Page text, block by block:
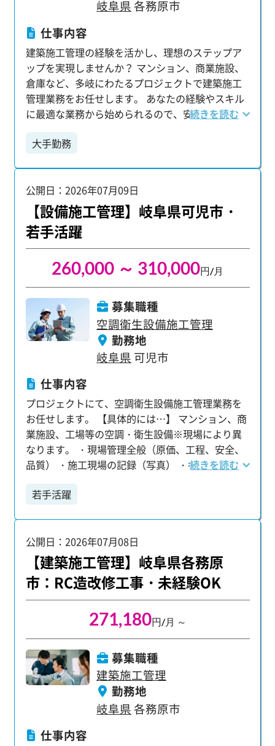
岐阜県各務原市
仕事内容
建築施工管理の経験を活かし、理想のステップア
ップを実現しませんか？ マンション、商業施設、
倉庫など、多岐にわたるプロジェクトで建築施工
管理業務をお任せします。 あなたの経験やスキル
に最適な業務から始められるので、安心して活躍
いただけます。 【主な業務内容】 ・工程・安全・
品質・原価の各種管理を含む現場全体のマネジメ
施工中の写真撮影および整理・管理 ・施工計画書
や報告書など、各種書類の作成 【配属後も安心の
サポート体制】 配属後も専任の担当者が定期的に
現場を訪問し、業務上のトラブルや課題がないか
を確認。 困りごとがあればすぐに相談できる環境
を整え、安心して業務に集中できるようフォロー
続きを読む
大手勤務
公開日：2026年07月09日
【設備施工管理】岐阜県可児市・
若手活躍
260,000 ～ 310,000円/月
募集職種
空調衛生設備施工管理
勤務地
岐阜県 可児市
仕事内容
プロジェクトにて、空調衛生設備施工管理業務を
お任せします。 【具体的には…】 マンション、商
業施設、工場等の空調・衛生設備※現場により異
なります。 ・現場管理全般（原価、工程、安全、
品質） ・施工現場の記録（写真） ・各施工業者と
の打ち合わせ、資材発注 ・書類作成など あなたの
ご経験やスキルに合わせた業務をお任せします。
続きを読む
若手活躍
公開日：2026年07月08日
【建築施工管理】岐阜県各務原
市：RC造改修工事・未経験OK
271,180円/月 ～
募集職種
建築施工管理
勤務地
岐阜県各務原市
仕事内容